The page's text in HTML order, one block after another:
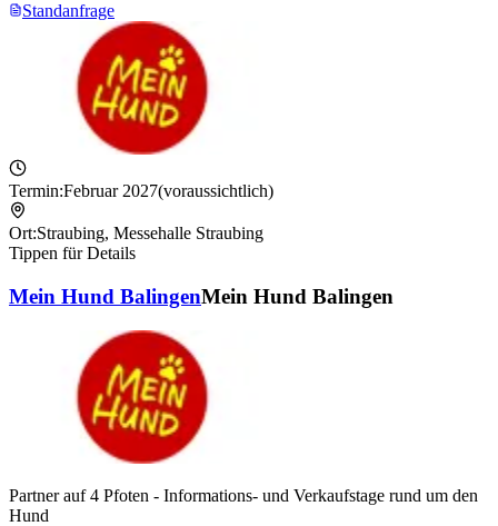
Standanfrage
Termin:Februar 2027(voraussichtlich)
Ort:Straubing, Messehalle Straubing
Tippen für Details
Mein Hund BalingenMein Hund Balingen
Partner auf 4 Pfoten - Informations- und Verkaufstage rund um den
Hund